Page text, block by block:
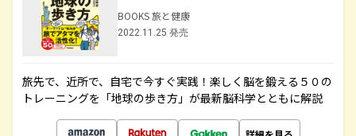
BOOKS 旅と健康
2022.11.25 発売
旅先で、近所で、自宅で今すぐ実践！楽しく脳を鍛える５０の
トレーニングを「地球の歩き方」が最新脳科学とともに解説